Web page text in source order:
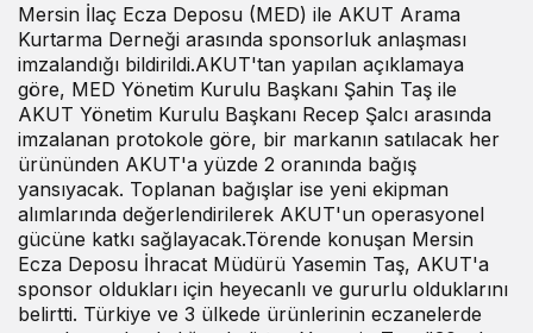
Mersin İlaç Ecza Deposu (MED) ile AKUT Arama
Kurtarma Derneği arasında sponsorluk anlaşması
imzalandığı bildirildi.AKUT'tan yapılan açıklamaya
göre, MED Yönetim Kurulu Başkanı Şahin Taş ile
AKUT Yönetim Kurulu Başkanı Recep Şalcı arasında
imzalanan protokole göre, bir markanın satılacak her
ürününden AKUT'a yüzde 2 oranında bağış
yansıyacak. Toplanan bağışlar ise yeni ekipman
alımlarında değerlendirilerek AKUT'un operasyonel
gücüne katkı sağlayacak.Törende konuşan Mersin
Ecza Deposu İhracat Müdürü Yasemin Taş, AKUT'a
sponsor oldukları için heyecanlı ve gururlu olduklarını
belirtti. Türkiye ve 3 ülkede ürünlerinin eczanelerde